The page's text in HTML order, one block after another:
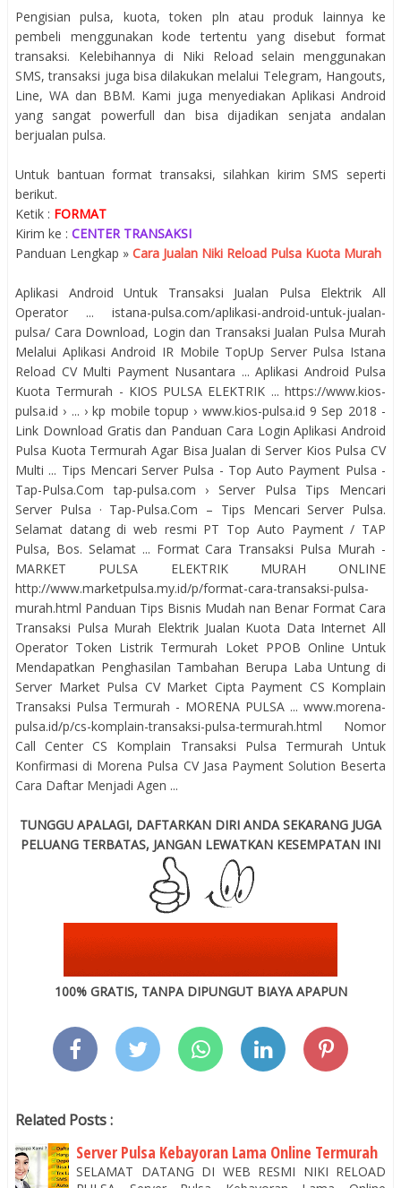
Pengisian pulsa, kuota, token pln atau produk lainnya ke
pembeli menggunakan kode tertentu yang disebut format
transaksi. Kelebihannya di Niki Reload selain menggunakan
SMS, transaksi juga bisa dilakukan melalui Telegram, Hangouts,
Line, WA dan BBM. Kami juga menyediakan Aplikasi Android
yang sangat powerfull dan bisa dijadikan senjata andalan
berjualan pulsa.
Untuk bantuan format transaksi, silahkan kirim SMS seperti
berikut.
Ketik : FORMAT
Kirim ke : CENTER TRANSAKSI
Panduan Lengkap » Cara Jualan Niki Reload Pulsa Kuota Murah
Aplikasi Android Untuk Transaksi Jualan Pulsa Elektrik All
Operator ... istana-pulsa.com/aplikasi-android-untuk-jualan-
pulsa/ Cara Download, Login dan Transaksi Jualan Pulsa Murah
Melalui Aplikasi Android IR Mobile TopUp Server Pulsa Istana
Reload CV Multi Payment Nusantara ... Aplikasi Android Pulsa
Kuota Termurah - KIOS PULSA ELEKTRIK ... https://www.kios-
pulsa.id › ... › kp mobile topup › www.kios-pulsa.id 9 Sep 2018 -
Link Download Gratis dan Panduan Cara Login Aplikasi Android
Pulsa Kuota Termurah Agar Bisa Jualan di Server Kios Pulsa CV
Multi ... Tips Mencari Server Pulsa - Top Auto Payment Pulsa -
Tap-Pulsa.Com tap-pulsa.com › Server Pulsa Tips Mencari
Server Pulsa · Tap-Pulsa.Com – Tips Mencari Server Pulsa.
Selamat datang di web resmi PT Top Auto Payment / TAP
Pulsa, Bos. Selamat ... Format Cara Transaksi Pulsa Murah -
MARKET PULSA ELEKTRIK MURAH ONLINE
http://www.marketpulsa.my.id/p/format-cara-transaksi-pulsa-
murah.html Panduan Tips Bisnis Mudah nan Benar Format Cara
Transaksi Pulsa Murah Elektrik Jualan Kuota Data Internet All
Operator Token Listrik Termurah Loket PPOB Online Untuk
Mendapatkan Penghasilan Tambahan Berupa Laba Untung di
Server Market Pulsa CV Market Cipta Payment CS Komplain
Transaksi Pulsa Termurah - MORENA PULSA ... www.morena-
pulsa.id/p/cs-komplain-transaksi-pulsa-termurah.html Nomor
Call Center CS Komplain Transaksi Pulsa Termurah Untuk
Konfirmasi di Morena Pulsa CV Jasa Payment Solution Beserta
Cara Daftar Menjadi Agen ...
TUNGGU APALAGI, DAFTARKAN DIRI ANDA SEKARANG JUGA
PELUANG TERBATAS, JANGAN LEWATKAN KESEMPATAN INI
100% GRATIS, TANPA DIPUNGUT BIAYA APAPUN
Related Posts :
Server Pulsa Kebayoran Lama Online Termurah
SELAMAT DATANG DI WEB RESMI NIKI RELOAD